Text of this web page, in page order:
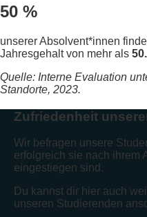
50 %
unserer Absolvent*innen
Jahresgehalt von mehr als
Quelle: Interne Evaluation
Standorte, 2023.
Zufriedenheit
Wir befragen unsere
erfolgreich sie nach ihrem
eingestiegen sind.
Du kannst dir hier auch
unseren Studierenden